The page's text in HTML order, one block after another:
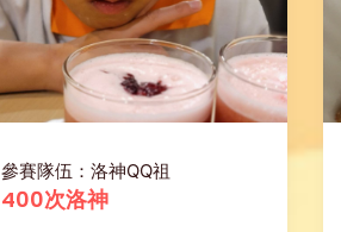
參賽隊伍：洛神QQ祖
400次洛神